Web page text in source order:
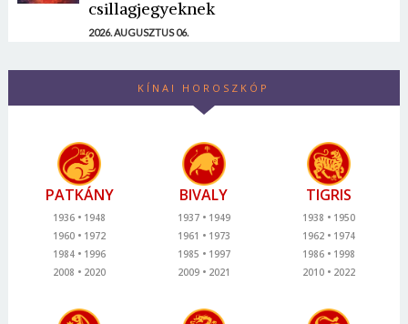
csillagjegyeknek
2026. AUGUSZTUS 06.
KÍNAI HOROSZKÓP
PATKÁNY
1936
1948
1960
1972
1984
1996
2008
2020
BIVALY
1937
1949
1961
1973
1985
1997
2009
2021
TIGRIS
1938
1950
1962
1974
1986
1998
2010
2022